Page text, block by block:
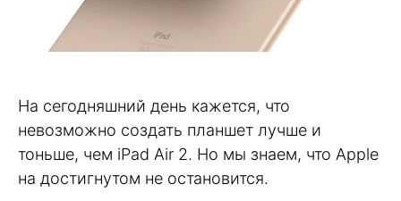
На сегодняшний день кажется, что
невозможно создать планшет лучше и
тоньше, чем iPad Air 2. Но мы знаем, что Apple
на достигнутом не остановится.